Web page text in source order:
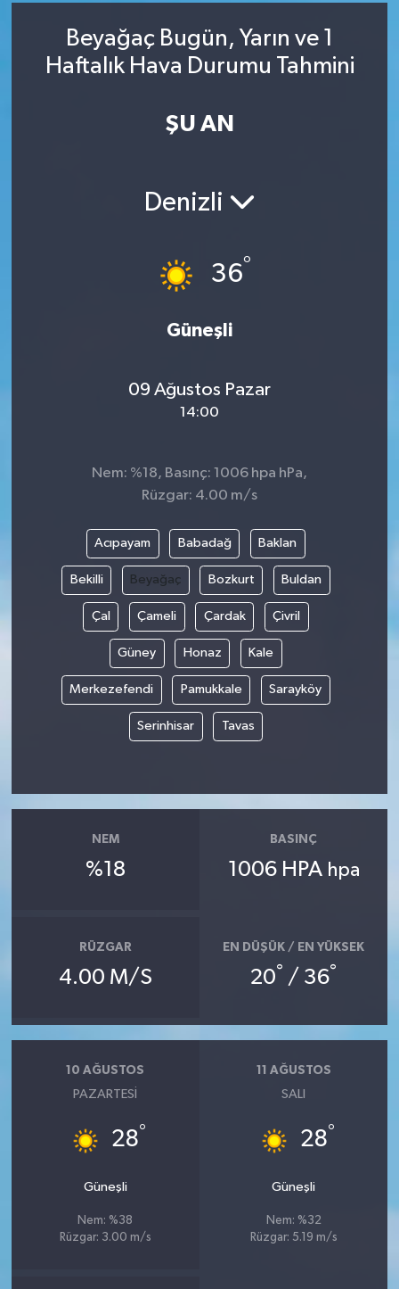
Beyağaç Bugün, Yarın ve 1
Haftalık Hava Durumu Tahmini
ŞU AN
Denizli
36°
Güneşli
09 Ağustos Pazar
14:00
Nem: %18, Basınç: 1006 hpa hPa,
Rüzgar: 4.00 m/s
Acıpayam Babadağ Baklan
Bekilli Beyağaç Bozkurt Buldan
Çal Çameli Çardak Çivril
Güney Honaz Kale
Merkezefendi Pamukkale Sarayköy
Serinhisar Tavas
NEM
%18
BASINÇ
1006 HPA hpa
RÜZGAR
4.00 M/S
EN DÜŞÜK / EN YÜKSEK
20° / 36°
10 AĞUSTOS
PAZARTESI
28°
Güneşli
Nem: %38
Rüzgar: 3.00 m/s
11 AĞUSTOS
SALI
28°
Güneşli
Nem: %32
Rüzgar: 5.19 m/s
RESMİ İLAN
BİLİM VE TEKNOLOJİ
RESMİ İLAN
Yaşam